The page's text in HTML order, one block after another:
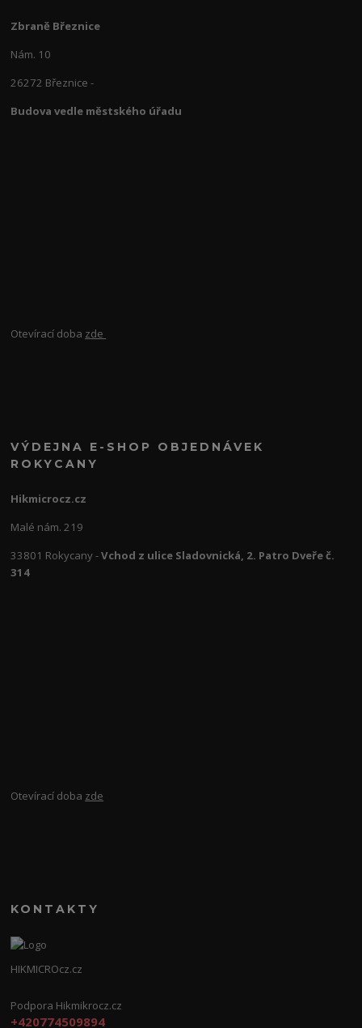
Zbraně Březnice
Nám. 10
26272 Březnice -
Budova vedle městského úřadu
Otevírací doba zde
VÝDEJNA E-SHOP OBJEDNÁVEK
ROKYCANY
Hikmicrocz.cz
Malé nám. 219
33801 Rokycany -Vchod z ulice Sladovnická, 2. Patro Dveře č.
314
Otevírací doba zde
KONTAKTY
HIKMICROcz.cz
Podpora Hikmikrocz.cz
+420774509894